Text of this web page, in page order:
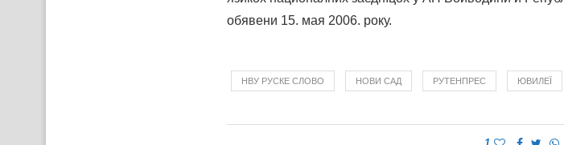
обявени 15. мая 2006. року.
НВУ РУСКЕ СЛОВО НОВИ САД РУТЕНПРЕС ЮВИЛЕЇ